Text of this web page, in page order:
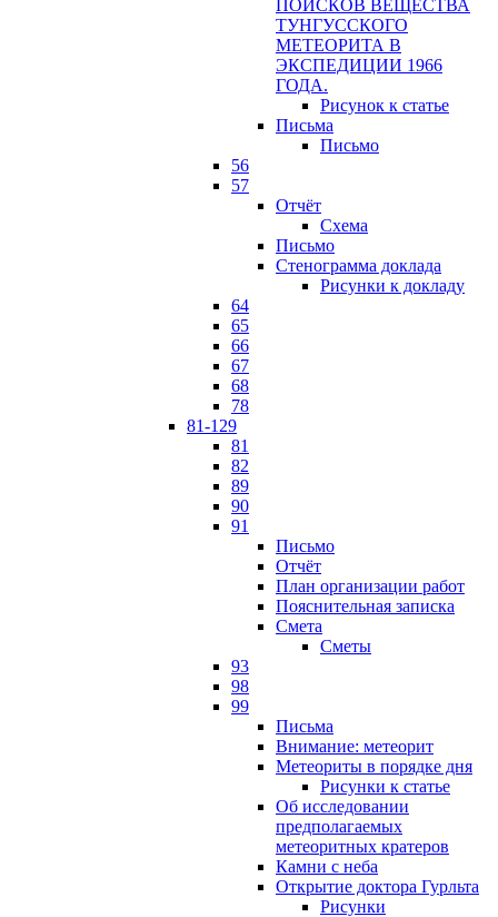
ПОИСКОВ ВЕЩЕСТВА
ТУНГУССКОГО
МЕТЕОРИТА В
ЭКСПЕДИЦИИ 1966
ГОДА.
Рисунок к статье
Письма
Письмо
56
57
Отчёт
Схема
Письмо
Стенограмма доклада
Рисунки к докладу
64
65
66
67
68
78
81-129
81
82
89
90
91
Письмо
Отчёт
План организации работ
Пояснительная записка
Смета
Сметы
93
98
99
Письма
Внимание: метеорит
Метеориты в порядке дня
Рисунки к статье
Об исследовании
предполагаемых
метеоритных кратеров
Камни с неба
Открытие доктора Гурльта
Рисунки